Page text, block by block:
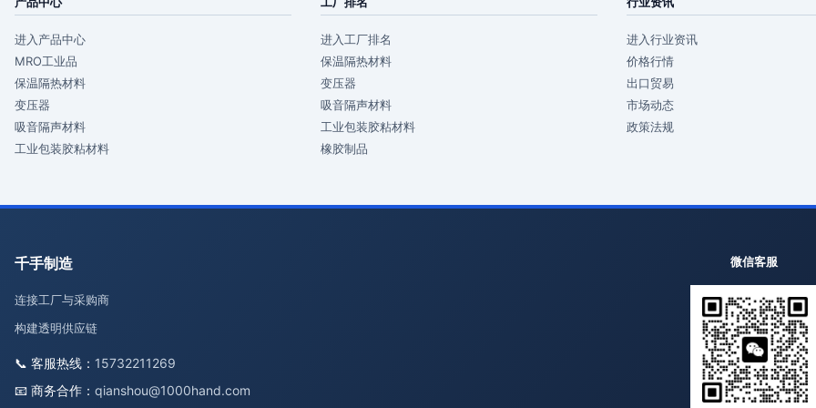
进入产品中心
MRO工业品
保温隔热材料
变压器
吸音隔声材料
工业包装胶粘材料
进入工厂排名
保温隔热材料
变压器
吸音隔声材料
工业包装胶粘材料
橡胶制品
进入行业资讯
价格行情
出口贸易
市场动态
政策法规
千手制造
连接工厂与采购商
构建透明供应链
📞 客服热线： 15732211269
📧 商务合作： qianshou@1000hand.com
微信客服